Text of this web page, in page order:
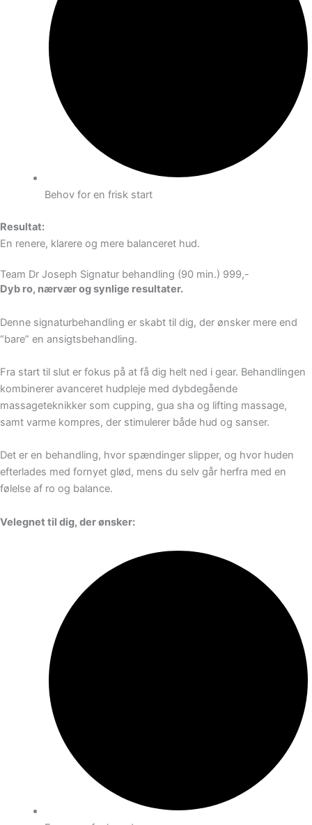
Behov for en frisk start
Resultat:
En renere, klarere og mere balanceret hud.
Team Dr Joseph Signatur behandling (90 min.) 999,-
Dyb ro, nærvær og synlige resultater.
Denne signaturbehandling er skabt til dig, der ønsker mere end
“bare” en ansigtsbehandling.
Fra start til slut er fokus på at få dig helt ned i gear. Behandlingen
kombinerer avanceret hudpleje med dybdegående
massageteknikker som cupping, gua sha og lifting massage,
samt varme kompres, der stimulerer både hud og sanser.
Det er en behandling, hvor spændinger slipper, og hvor huden
efterlades med fornyet glød, mens du selv går herfra med en
følelse af ro og balance.
Velegnet til dig, der ønsker: